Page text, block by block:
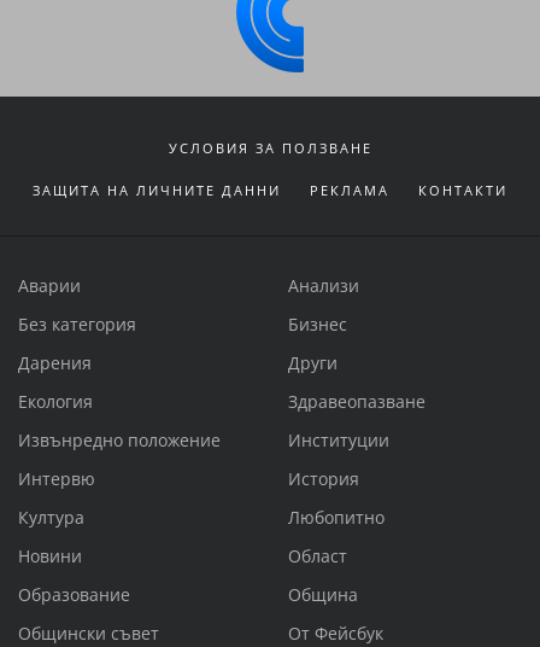
УСЛОВИЯ ЗА ПОЛЗВАНЕ
ЗАЩИТА НА ЛИЧНИТЕ ДАННИ РЕКЛАМА КОНТАКТИ
Аварии
Анализи
Без категория
Бизнес
Дарения
Други
Екология
Здравеопазване
Извънредно положение
Институции
Интервю
История
Култура
Любопитно
Новини
Област
Образование
Община
Общински съвет
От Фейсбук